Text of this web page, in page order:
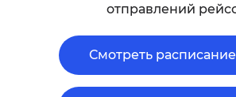
отправлений
Смотреть расписание